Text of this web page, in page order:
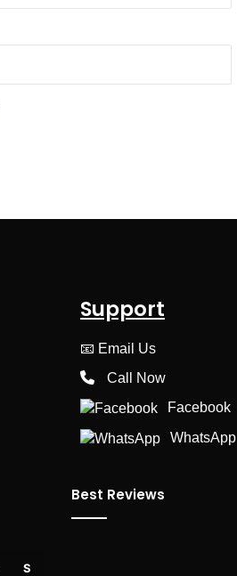
S
Support
📧 Email Us
Call Now
Facebook
WhatsApp
Best Reviews